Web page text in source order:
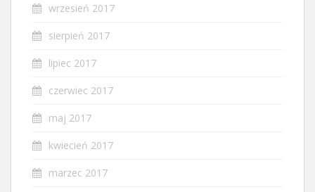
wrzesień 2017
sierpień 2017
lipiec 2017
czerwiec 2017
maj 2017
kwiecień 2017
marzec 2017